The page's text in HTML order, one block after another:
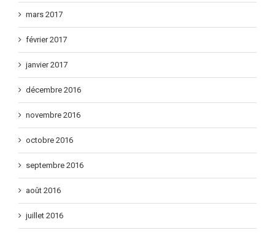
mars 2017
février 2017
janvier 2017
décembre 2016
novembre 2016
octobre 2016
septembre 2016
août 2016
juillet 2016